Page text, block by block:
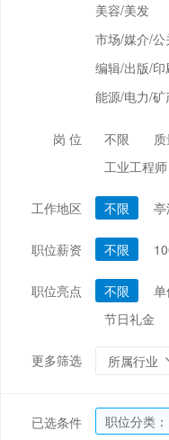
美容/美发
市场/媒介/公
编辑/出版/印
能源/电力/矿
岗 位 不限
工业工程师
工作地区 不限
职位薪资 不限
职位亮点 不限
节日礼金
更多筛选 所属行业
已选条件 职位分类：